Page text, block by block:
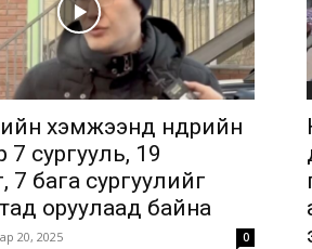
хэмжээнд өнөөдрийн
7 сургууль, 19
7 бага сургуулийг
оруулаад байна
20, 2025 0